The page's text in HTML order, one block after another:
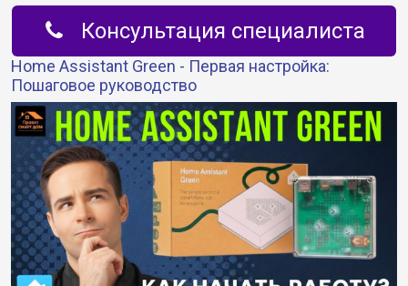
Консультация специалиста
Home Assistant Green - Первая настройка:
Пошаговое руководство